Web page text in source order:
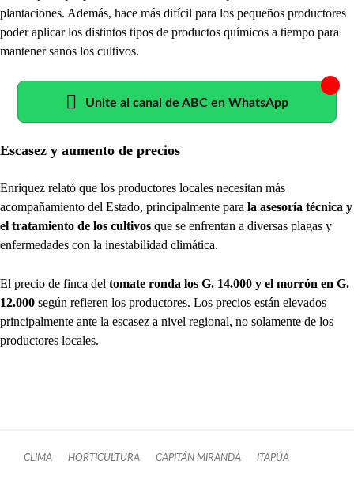
plantaciones. Además, hace más difícil para los pequeños productores
poder aplicar los distintos tipos de productos químicos a tiempo para
mantener sanos los cultivos.
Unite al canal de ABC en WhatsApp
Escasez y aumento de precios
Enriquez relató que los productores locales necesitan más
acompañamiento del Estado, principalmente para la asesoría técnica y
el tratamiento de los cultivos que se enfrentan a diversas plagas y
enfermedades con la inestabilidad climática.
El precio de finca del tomate ronda los G. 14.000 y el morrón en G.
12.000 según refieren los productores. Los precios están elevados
principalmente ante la escasez a nivel regional, no solamente de los
productores locales.
CLIMA HORTICULTURA CAPITÁN MIRANDA ITAPÚA